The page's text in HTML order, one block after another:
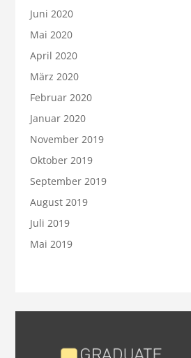
Juni 2020
Mai 2020
April 2020
März 2020
Februar 2020
Januar 2020
November 2019
Oktober 2019
September 2019
August 2019
Juli 2019
Mai 2019